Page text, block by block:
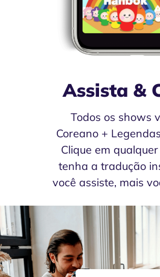
Assista &
Todos os shows
Coreano +
Clique em
tenha a tradução
você assiste, mais